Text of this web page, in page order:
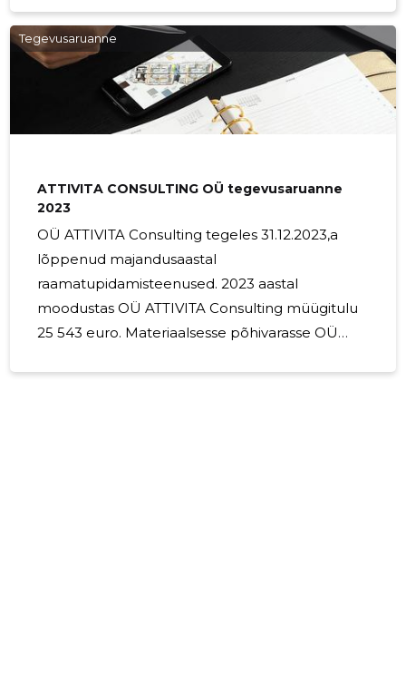
Tegevusaruanne
ATTIVITA CONSULTING OÜ tegevusaruanne
2023
OÜ ATTIVITA Consulting tegeles 31.12.2023,a
lõppenud majandusaastal
raamatupidamisteenused. 2023 aastal
moodustas OÜ ATTIVITA Consulting müügitulu
25 543 euro. Materiaalsesse põhivarasse OÜ